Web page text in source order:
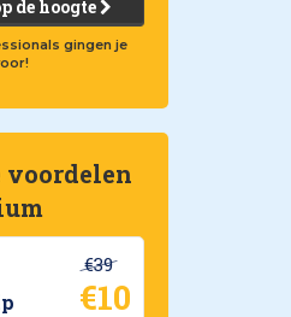
de hoogte
gingen je
voordelen
€39
€10